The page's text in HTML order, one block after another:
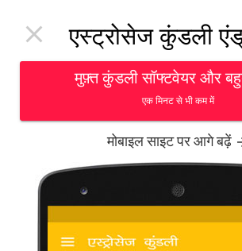
 एस्ट्रोसेज कुंडली
मुफ़्त कुंडली सॉफ्टवेयर और
एक मिनट से भी कम में
मोबाइल साइट पर आगे बढ़ें